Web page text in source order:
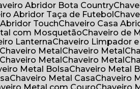
Abridor Bota Country
Abridor Taça de Futebol
Abridor Touch Chaveiro Casa
com Mosquetão Chaveiro de
Lanterna Chaveiro Limpador
Chaveiro Metal Chaveiro Metal
Chaveiro Metal Chaveiro Metal
Metal Bolsa Chaveiro Metal
Chaveiro Metal Casa
Chaveiro